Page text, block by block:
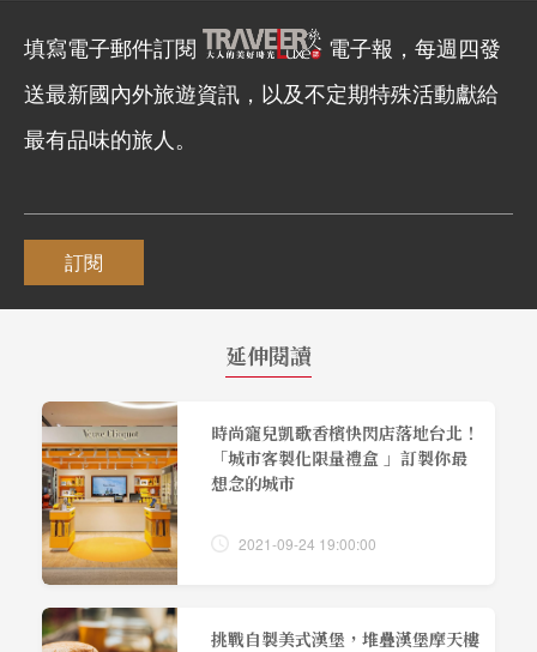
填寫電子郵件訂閱
電子報，每週四發
送最新國內外旅遊資訊，以及不定期特殊活動獻給
最有品味的旅人。
訂閱
延伸閱讀
時尚寵兒凱歌香檳快閃店落地台北！
「城市客製化限量禮盒 」訂製你最
想念的城市
2021-09-24 19:00:00
挑戰自製美式漢堡，堆疊漢堡摩天樓